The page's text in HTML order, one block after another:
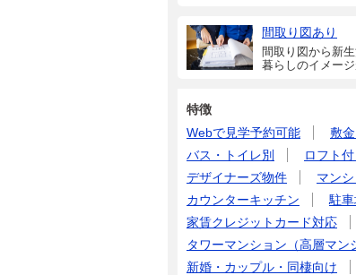
間取り図あり
間取り図から新
暮らしのイメー
特徴
Webで見学予約可能
敷
バス・トイレ別
ロフト付
デザイナーズ物件
マン
カウンターキッチン
駐
家賃クレジットカード対応
タワーマンション（高層マン
新婚・カップル・同棲向け